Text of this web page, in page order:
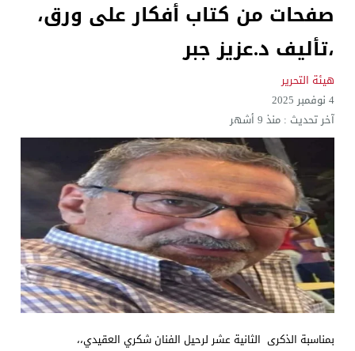
العراق: لا تهديد على الحدود مع سوريا وتحركات القوات
بينهم ضابطان.. توقيف أربعة منتسبين بشرطة
صفحات من كتاب أفكار على ورق،
،تأليف د.عزيز جبر
هيئة التحرير
4 نوفمبر 2025
آخر تحديث :منذ 9 أشهر
بمناسبة الذكرى الثانية عشر لرحيل الفنان شكري العقيدي،،